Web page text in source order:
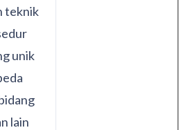
teknik
unik
lain